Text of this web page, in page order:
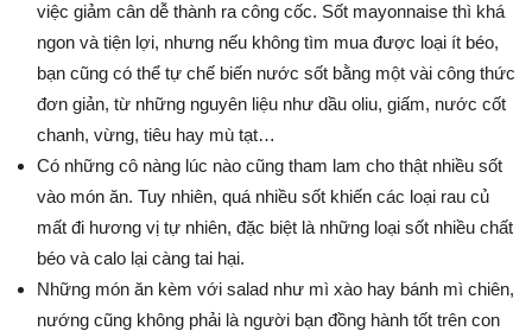
việc giảm cân dễ thành ra công cốc. Sốt mayonnaise thì khá
ngon và tiện lợi, nhưng nếu không tìm mua được loại ít béo,
bạn cũng có thể tự chế biến nước sốt bằng một vài công thức
đơn giản, từ những nguyên liệu như dầu oliu, giấm, nước cốt
chanh, vừng, tiêu hay mù tạt…
Có những cô nàng lúc nào cũng tham lam cho thật nhiều sốt
vào món ăn. Tuy nhiên, quá nhiều sốt khiến các loại rau củ
mất đi hương vị tự nhiên, đặc biệt là những loại sốt nhiều chất
béo và calo lại càng tai hại.
Những món ăn kèm với salad như mì xào hay bánh mì chiên,
nướng cũng không phải là người bạn đồng hành tốt trên con